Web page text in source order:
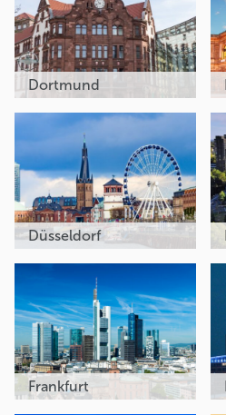
Dortmund
Düsseldorf
Frankfurt